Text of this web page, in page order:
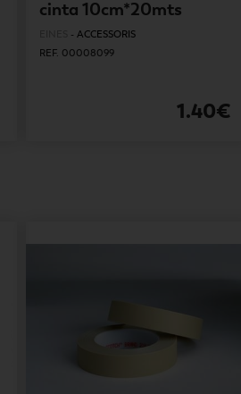
cinta 10cm*20mts
- ACCESSORIS
REF. 00008099
1.40€